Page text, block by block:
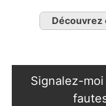
Découvrez
Signalez-